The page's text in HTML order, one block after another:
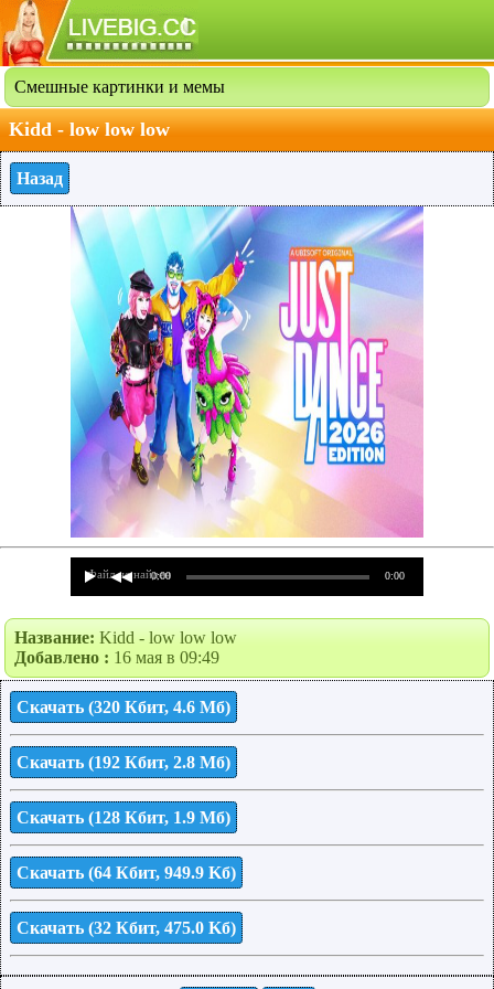
Смешные картинки и мемы
Kidd - low low low
Назад
Файл не найден
0:00 0:00
Название: Kidd - low low low
Добавлено : 16 мая в 09:49
Скачать (320 Кбит, 4.6 Мб)
Скачать (192 Кбит, 2.8 Мб)
Скачать (128 Кбит, 1.9 Мб)
Скачать (64 Кбит, 949.9 Kб)
Скачать (32 Кбит, 475.0 Kб)